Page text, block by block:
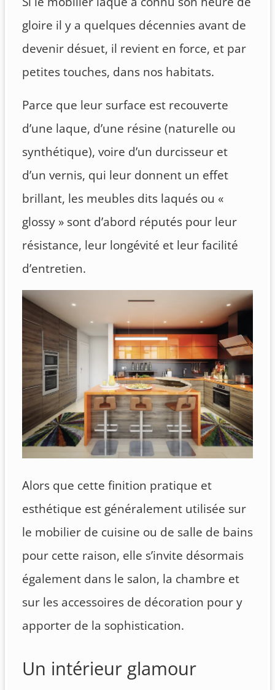
gloire il y a quelques décennies avant de
devenir désuet, il revient en force, et par
petites touches, dans nos habitats.
Parce que leur surface est recouverte
d’une laque, d’une résine (naturelle ou
synthétique), voire d’un durcisseur et
d’un vernis, qui leur donnent un effet
brillant, les meubles dits laqués ou «
glossy » sont d’abord réputés pour leur
résistance, leur longévité et leur facilité
d’entretien.
Alors que cette finition pratique et
esthétique est généralement utilisée sur
le mobilier de cuisine ou de salle de bains
pour cette raison, elle s’invite désormais
également dans le salon, la chambre et
sur les accessoires de décoration pour y
apporter de la sophistication.
Un intérieur glamour